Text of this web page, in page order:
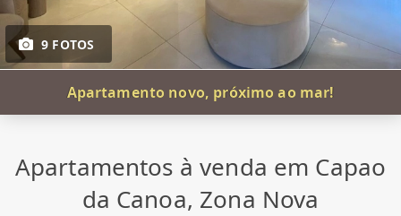
9 FOTOS
Apartamento novo, próximo ao mar!
Apartamentos à venda em Capao
da Canoa, Zona Nova